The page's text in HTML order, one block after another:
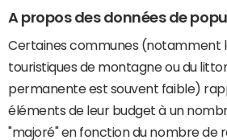
A propos des données de
Certaines communes (notamment
touristiques de montagne ou du
permanente est souvent faible)
éléments de leur budget à un
"majoré" en fonction du nombre de